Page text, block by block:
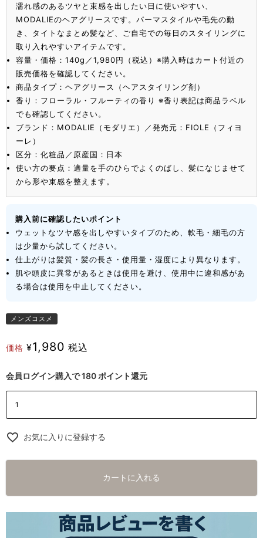
濡れ感のあるツヤと束感を出したい日に使いやすい、
MODALIEのヘアグリースです。パーマスタイルや毛先の動
き、タイトなまとめ髪など、ご自宅での毎日のスタイリングに
取り入れやすいアイテムです。
容量・価格：140g／1,980円（税込）※購入時はカート付近の
販売価格を確認してください。
商品タイプ：ヘアグリース（ヘアスタイリング剤）
香り：フローラル・フルーティの香り ※香り表記は商品ラベル
でも確認してください。
ブランド：MODALIE（モダリエ）／発売元：FIOLE（フィヨ
ーレ）
区分：化粧品／原産国：日本
使い方の要点：適量を手のひらでよくのばし、髪になじませて
から形や束感を整えます。
購入前に確認したいポイント
ウェットなツヤ感を出しやすいタイプのため、軟毛・細毛の方
は少量から試してください。
仕上がりは髪質・髪の長さ・使用量・湿度により異なります。
肌や頭皮に異常があるときは使用を避け、使用中に違和感があ
る場合は使用を中止してください。
メンズコスメ
価格 ¥1,980 税込
会員ログイン購入で180 ポイント還元
お気に入りに登録する
カートに入れる